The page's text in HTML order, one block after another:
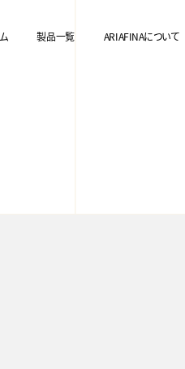
製品一覧 ARIAFINAについて